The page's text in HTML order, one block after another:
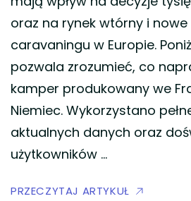
oraz na rynek wtórny i
caravaningu w Europie.
pozwala zrozumieć, co
kamper produkowany we
Niemiec. Wykorzystano
aktualnych danych oraz
użytkowników …
PRZECZYTAJ ARTYKUŁ